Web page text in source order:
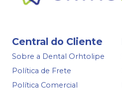
Central do Cliente
Sobre a Dental Orhtolipe
Política de Frete
Política Comercial